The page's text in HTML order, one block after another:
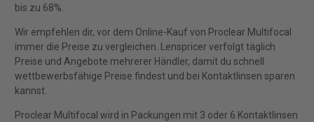
bis zu 68%.
Wir empfehlen dir, vor dem Online-Kauf von Proclear Multifocal
immer die Preise zu vergleichen. Lenspricer verfolgt täglich
Preise und Angebote mehrerer Händler, damit du schnell
wettbewerbsfähige Preise findest und bei Kontaktlinsen sparen
kannst.
Proclear Multifocal wird in Packungen mit 3 oder 6 Kontaktlinsen